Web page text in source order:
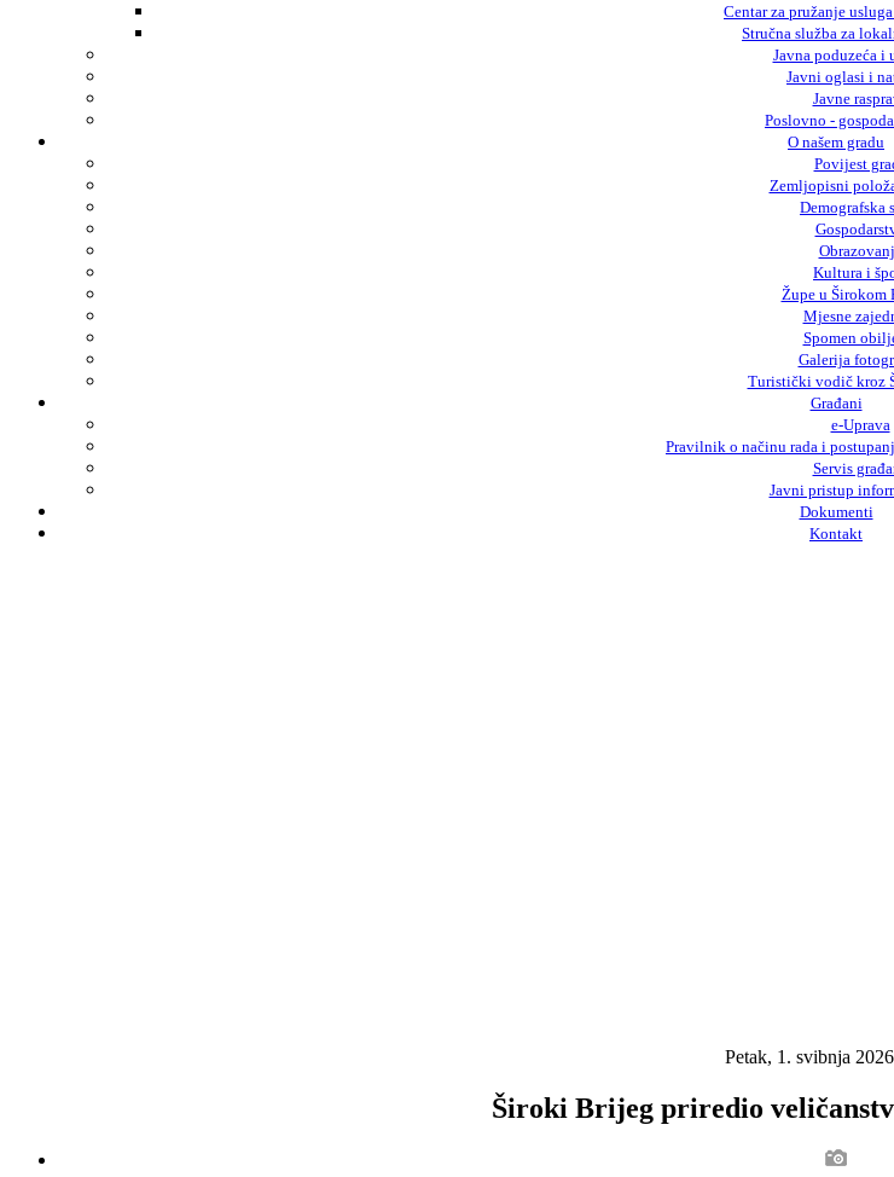
Centar za pružanje
Stručna služba za
Javna poduzeća i
Javni oglasi i
Javne
Poslovno -
O našem gradu
Povijest
Zemljopisni
Demografska
Kultura i
Župe u Širokom
Mjesne
Spomen
Galerija
Turistički vodič kroz
Građani
e-Uprava
Pravilnik o načinu rada i
Servis
Javni pristup
Dokumenti
Kontakt
Petak, 1. svibnja
Široki Brijeg priredio